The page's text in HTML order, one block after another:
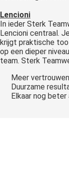
Lencioni
In ieder Sterk
Lencioni centraal.
krijgt praktische
op een dieper
team. Sterk
Meer
Duurzame
Elkaar nog beter